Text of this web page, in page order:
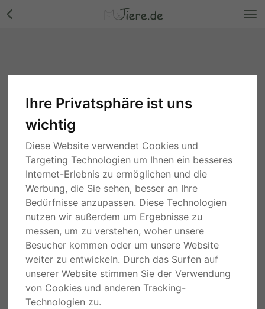
Ihre Privatsphäre ist uns
wichtig
Diese Website verwendet Cookies und
Targeting Technologien um Ihnen ein besseres
Internet-Erlebnis zu ermöglichen und die
Werbung, die Sie sehen, besser an Ihre
Bedürfnisse anzupassen. Diese Technologien
nutzen wir außerdem um Ergebnisse zu
messen, um zu verstehen, woher unsere
Besucher kommen oder um unsere Website
weiter zu entwickeln. Durch das Surfen auf
unserer Website stimmen Sie der Verwendung
von Cookies und anderen Tracking-
Technologien zu.